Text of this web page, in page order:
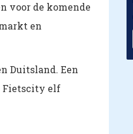
voor de komende
en
Duitsland. Een
Fietscity elf